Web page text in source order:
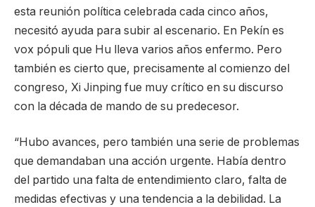
esta reunión política celebrada cada cinco años,
necesitó ayuda para subir al escenario. En Pekín es
vox pópuli que Hu lleva varios años enfermo. Pero
también es cierto que, precisamente al comienzo del
congreso, Xi Jinping fue muy crítico en su discurso
con la década de mando de su predecesor.
“Hubo avances, pero también una serie de problemas
que demandaban una acción urgente. Había dentro
del partido una falta de entendimiento claro, falta de
medidas efectivas y una tendencia a la debilidad. La